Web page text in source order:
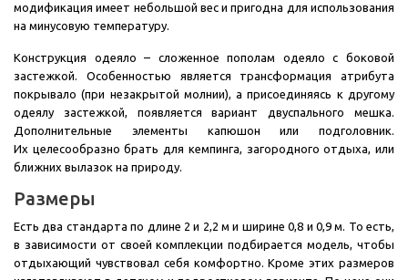
модификация имеет небольшой вес и пригодна для использования
на минусовую температуру.
Конструкция одеяло – сложенное пополам одеяло с боковой
застежкой. Особенностью является трансформация атрибута
покрывало (при незакрытой молнии), а присоединяясь к другому
одеялу застежкой, появляется вариант двуспального мешка.
Дополнительные элементы капюшон или подголовник.
Их целесообразно брать для кемпинга, загородного отдыха, или
ближних вылазок на природу.
Размеры
Есть два стандарта по длине 2 и 2,2 м и ширине 0,8 и 0,9 м. То есть,
в зависимости от своей комплекции подбирается модель, чтобы
отдыхающий чувствовал себя комфортно. Кроме этих размеров